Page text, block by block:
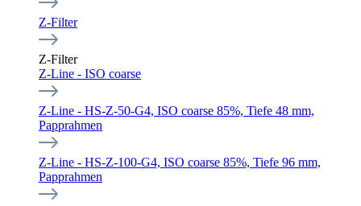
Z-Filter
Z-Filter
Z-Line - ISO coarse
Z-Line - HS-Z-50-G4, ISO coarse 85%, Tiefe 48 mm,
Papprahmen
Z-Line - HS-Z-100-G4, ISO coarse 85%, Tiefe 96 mm,
Papprahmen